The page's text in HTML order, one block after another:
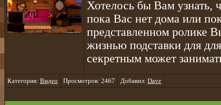
Хотелось бы Вам узнать,
пока Вас нет дома или
представленном ролике
жизнью подставки для
секретным может
Категория: Видео Просмотров: 2467 Добавил: Dave